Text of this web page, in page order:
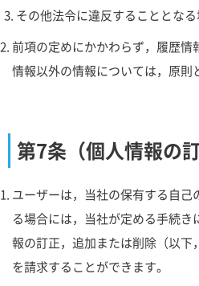
その他法令に違反することとな
前項の定めにかかわらず，履歴
情報以外の情報については，原則
第7条（個人情報の
ユーザーは，当社の保有する自
る場合には，当社が定める手続
報の訂正，追加または削除（以下
を請求することができます。